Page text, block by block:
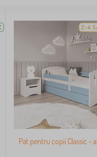
2-4
Pat pentru copii Classic -